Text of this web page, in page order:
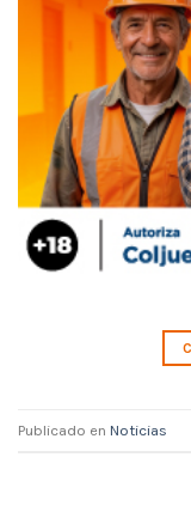
Publicado en Noticias